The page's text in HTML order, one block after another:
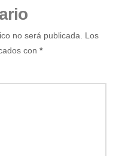
no será publicada.
Los
con *